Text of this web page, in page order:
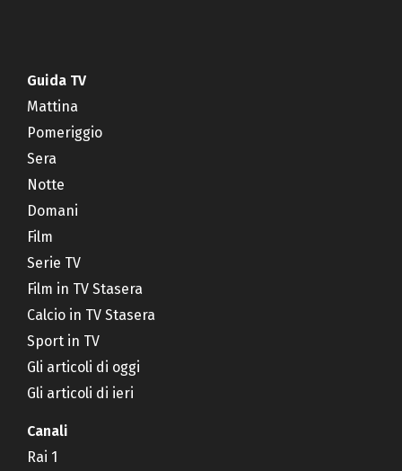
Guida TV
Mattina
Pomeriggio
Sera
Notte
Domani
Film
Serie TV
Film in TV Stasera
Calcio in TV Stasera
Sport in TV
Gli articoli di oggi
Gli articoli di ieri
Canali
Rai 1